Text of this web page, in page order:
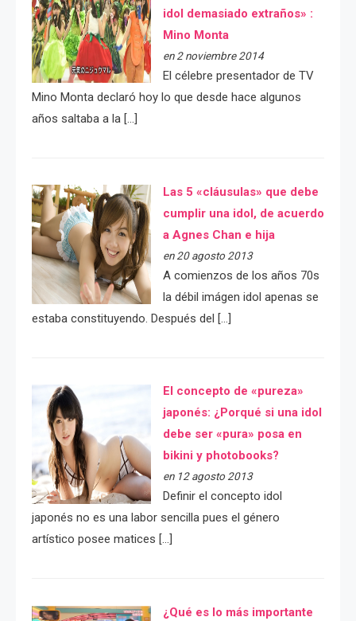
idol demasiado extraños» :
Mino Monta
en 2 noviembre 2014
El célebre presentador de TV
Mino Monta declaró hoy lo que desde hace algunos
años saltaba a la […]
Las 5 «cláusulas» que debe
cumplir una idol, de acuerdo
a Agnes Chan e hija
en 20 agosto 2013
A comienzos de los años 70s
la débil imágen idol apenas se
estaba constituyendo. Después del […]
El concepto de «pureza»
japonés: ¿Porqué si una idol
debe ser «pura» posa en
bikini y photobooks?
en 12 agosto 2013
Definir el concepto idol
japonés no es una labor sencilla pues el género
artístico posee matices […]
¿Qué es lo más importante